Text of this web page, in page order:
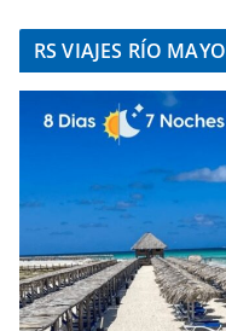
RS VIAJES RÍO MAYO